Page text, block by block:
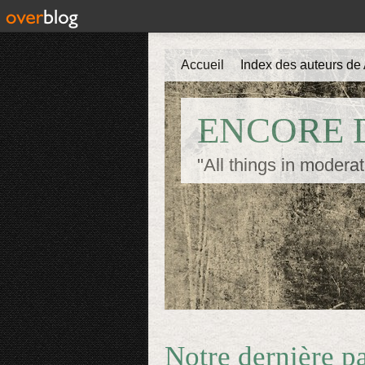
ENCORE
"All things in
Accueil Index des auteurs de
Notre dernière